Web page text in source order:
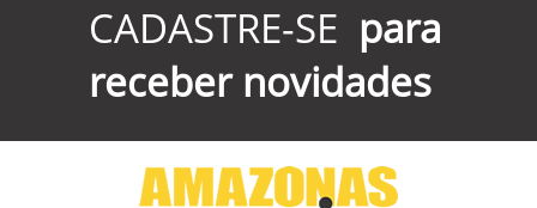
CADASTRE-SE para
receber novidades